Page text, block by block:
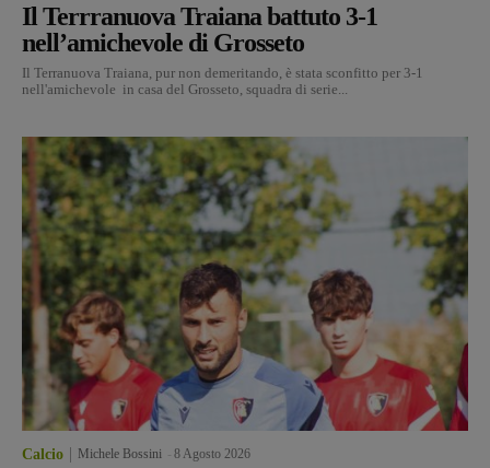
Il Terrranuova Traiana battuto 3-1
nell’amichevole di Grosseto
Il Terranuova Traiana, pur non demeritando, è stata sconfitto per 3-1
nell'amichevole in casa del Grosseto, squadra di serie...
Calcio Michele Bossini 8 Agosto 2026